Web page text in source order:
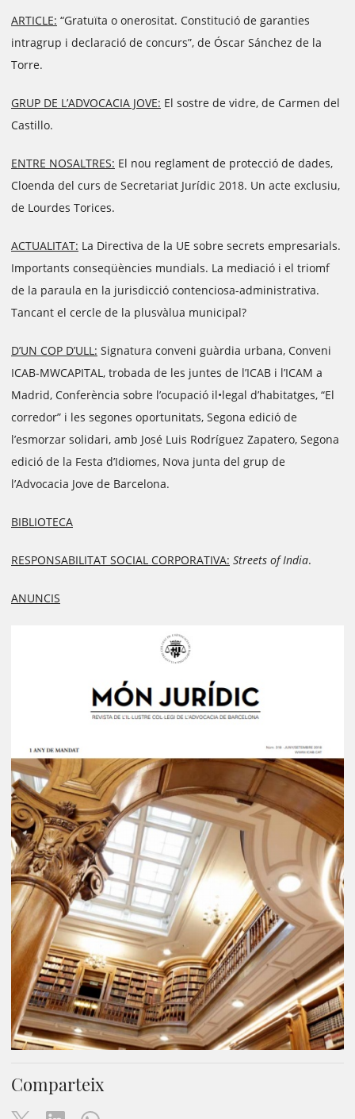
ARTICLE: “Gratuïta o onerositat. Constitució de garanties
intragrup i declaració de concurs”, de Óscar Sánchez de la
Torre.
GRUP DE L’ADVOCACIA JOVE: El sostre de vidre, de Carmen del
Castillo.
ENTRE NOSALTRES: El nou reglament de protecció de dades,
Cloenda del curs de Secretariat Jurídic 2018. Un acte exclusiu,
de Lourdes Torices.
ACTUALITAT: La Directiva de la UE sobre secrets empresarials.
Importants conseqüències mundials. La mediació i el triomf
de la paraula en la jurisdicció contenciosa-administrativa.
Tancant el cercle de la plusvàlua municipal?
D’UN COP D’ULL: Signatura conveni guàrdia urbana, Conveni
ICAB-MWCAPITAL, trobada de les juntes de l’ICAB i l’ICAM a
Madrid, Conferència sobre l’ocupació il•legal d’habitatges, “El
corredor” i les segones oportunitats, Segona edició de
l’esmorzar solidari, amb José Luis Rodríguez Zapatero, Segona
edició de la Festa d’Idiomes, Nova junta del grup de
l’Advocacia Jove de Barcelona.
BIBLIOTECA
RESPONSABILITAT SOCIAL CORPORATIVA: Streets of India.
ANUNCIS
Comparteix